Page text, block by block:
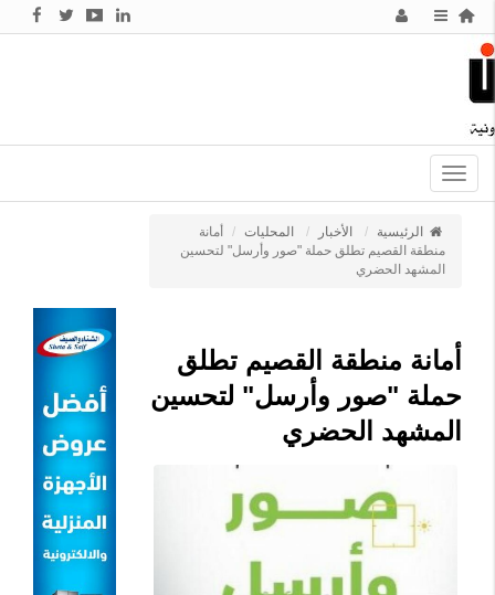
Toggle
navigation
الرئيسية الأخبار المحليات
أمانة
منطقة القصيم تطلق حملة "صور وأرسل" لتحسين
المشهد الحضري
أمانة منطقة القصيم تطلق
حملة "صور وأرسل" لتحسين
المشهد الحضري